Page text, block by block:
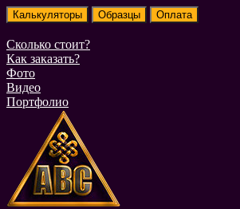
Сколько стоит?
Как заказать?
Фото
Видео
Портфолио